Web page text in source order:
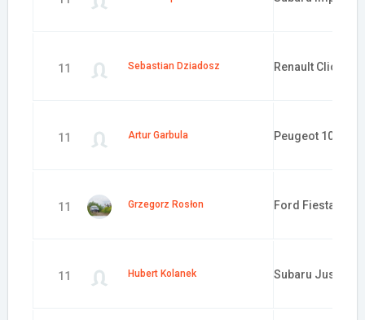
11 Sebastian Dziadosz Renault Clio
11 Artur Garbula Peugeot 106
11 Grzegorz Rosłon Ford Fiesta ST
11 Hubert Kolanek Subaru Justy